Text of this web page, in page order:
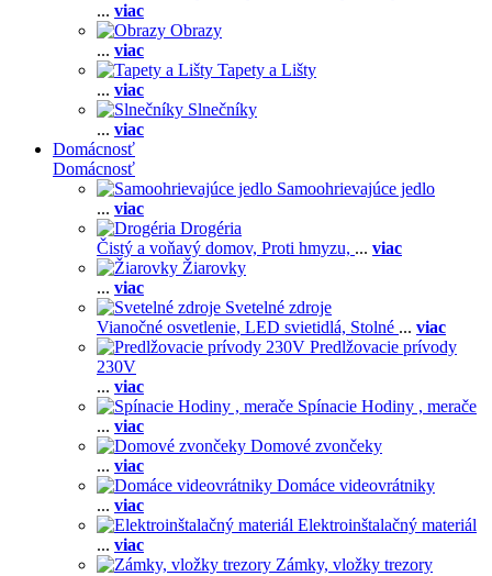
... viac
Obrazy
... viac
Tapety a Lišty
... viac
Slnečníky
... viac
Domácnosť
Domácnosť
Samoohrievajúce jedlo
... viac
Drogéria
Čistý a voňavý domov, Proti hmyzu, ... viac
Žiarovky
... viac
Svetelné zdroje
Vianočné osvetlenie, LED svietidlá, Stolné ... viac
Predlžovacie prívody
230V
... viac
Spínacie Hodiny , merače
... viac
Domové zvončeky
... viac
Domáce videovrátniky
... viac
Elektroinštalačný materiál
... viac
Zámky, vložky trezory